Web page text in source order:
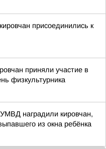
присоединились к
приняли участие в
физкультурника
наградили кировчан,
из окна ребёнка